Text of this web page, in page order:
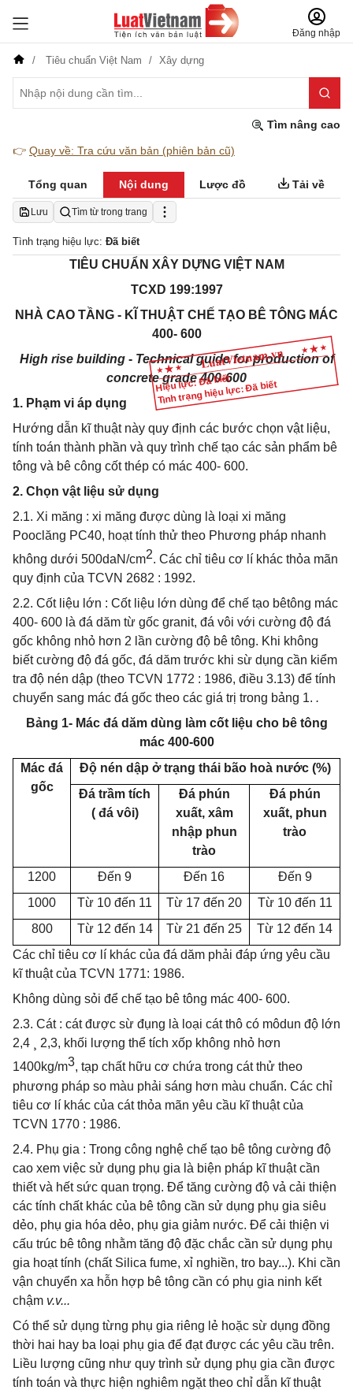
Đăng nhập
Tiêu chuẩn Việt Nam Xây dựng
Tìm nâng cao
👉 Quay về: Tra cứu văn bản (phiên bản cũ)
Tổng quan Nội dung Lược đồ Tải về
Lưu Tìm từ trong trang
Tình trạng hiệu lực: Đã biết
Hiệu lực: Đã biết
Tình trạng hiệu lực: Đã biết
TIÊU CHUẨN XÂY DỰNG VIỆT NAM
TCXD 199:1997
NHÀ CAO TẦNG - KĨ THUẬT CHẾ TẠO BÊ TÔNG MÁC
400- 600
High rise building - Technical guide for production of
concrete grade 400-600
1. Phạm vi áp dụng
Hướng dẫn kĩ thuật này quy định các b­ước chọn vật liệu,
tính toán thành phần và quy trình chế tạo các sản phẩm bê
tông và bê công cốt thép có mác 400- 600.
2. Chọn vật liệu sử dụng
2.1. Xi măng : xi măng được dùng là loại xi măng
Pooclăng PC40, hoạt tính thử theo Phương pháp nhanh
không dưới 500daN/cm2. Các chỉ tiêu cơ lí khác thỏa mãn
quy định của TCVN 2682 : 1992.
2.2. Cốt liệu lớn : Cốt liệu lớn dùng để chế tạo bêtông mác
400- 600 là đá dăm từ gốc granit, đá vôi với cường độ đá
gốc không nhỏ hơn 2 lần cường độ bê tông. Khi không
biết cường độ đá gốc, đá dăm trước khi sừ dụng cần kiểm
tra độ nén dập (theo TCVN 1772 : 1986, điều 3.13) để tính
chuyển sang mác đá gốc theo các giá trị trong bảng 1. .
Bảng 1- Mác đá dăm dùng làm cốt liệu cho bê tông
mác 400-600
Mác đá
gốc
Độ nén dập ở trạng thái bão hoà nước (%)
Đá trầm tích
( đá vôi)
Đá phún
xuất, xâm
nhập phun
trào
Đá phún
xuất, phun
trào
1200 Đến 9 Đến 16
Đến 9
1000
Từ 10 đến 11 Từ 17 đến 20
Từ 10 đến 11
800
Từ 12 đến 14 Từ 21 đến 25
Từ 12 đến 14
Các chỉ tiêu cơ lí khác của đá dăm phải đáp ứng yêu cầu
kĩ thuật của TCVN 1771: 1986.
Không dùng sỏi để chế tạo bê tông mác 400- 600.
2.3. Cát : cát được sừ đụng là loại cát thô có môdun độ lớn
2,4
2,3, khối lượng thể tích xốp không nhỏ hơn
1400kg/m3, tạp chất hữu cơ chứa trong cát thử theo
phương pháp so màu phải sáng hơn màu chuẩn. Các chỉ
tiêu cơ lí khác của cát thỏa mãn yêu cầu kĩ thuật của
TCVN 1770 : 1986.
2.4. Phụ gia : Trong công nghệ chế tạo bê tông cường độ
cao xem việc sử dụng phụ gia là biện pháp kĩ thuật cần
thiết và hết sức quan trọng. Để tăng cường độ vả cải thiện
các tính chất khác của bê tông cần sử dụng phụ gia siêu
dẻo, phụ gia hóa dẻo, phụ gia giảm nước. Để cải thiện vi
cấu trúc bê tông nhằm tăng độ đặc chắc cần sử dụng phụ
gia hoạt tính (chất Silica fume, xỉ nghiền, tro bay...). Khi cần
vận chuyển xa hỗn hợp bê tông cần có phụ gia ninh kết
chậm v.v...
Có thể sử dụng từng phụ gia riêng lẻ hoặc sừ dụng đồng
thời hai hay ba loại phụ gia để đạt được các yêu cầu trên.
Liều lượng cũng như quy trình sử dụng phụ gia cần được
tính toán và thực hiện nghiêm ngặt theo chỉ dẫn kĩ thuật